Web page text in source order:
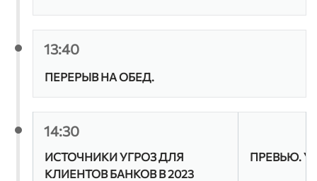
Мона Архипова
Александр Канатов
Вероника Нечаева
директор по информационной
13:40
ПЕРЕРЫВ НА ОБЕД.
14:30
ИСТОЧНИКИ УГРОЗ ДЛЯ
КЛИЕНТОВ БАНКОВ В 2023
ПРЕВЬЮ.